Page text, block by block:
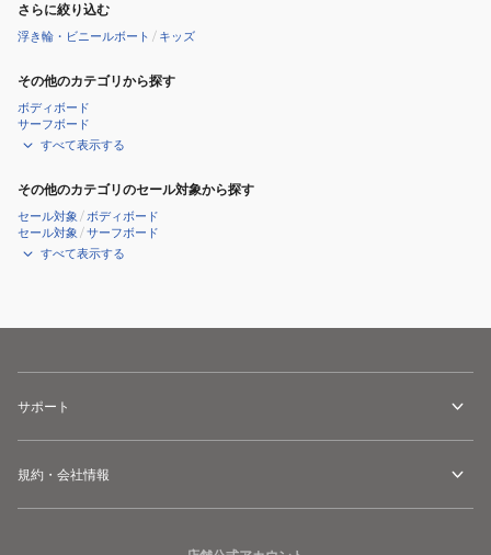
さらに絞り込む
浮き輪・ビニールボート / キッズ
その他のカテゴリから探す
ボディボード
サーフボード
すべて表示する
その他のカテゴリのセール対象から探す
セール対象 /ボディボード
セール対象 /サーフボード
すべて表示する
サポート
規約・会社情報